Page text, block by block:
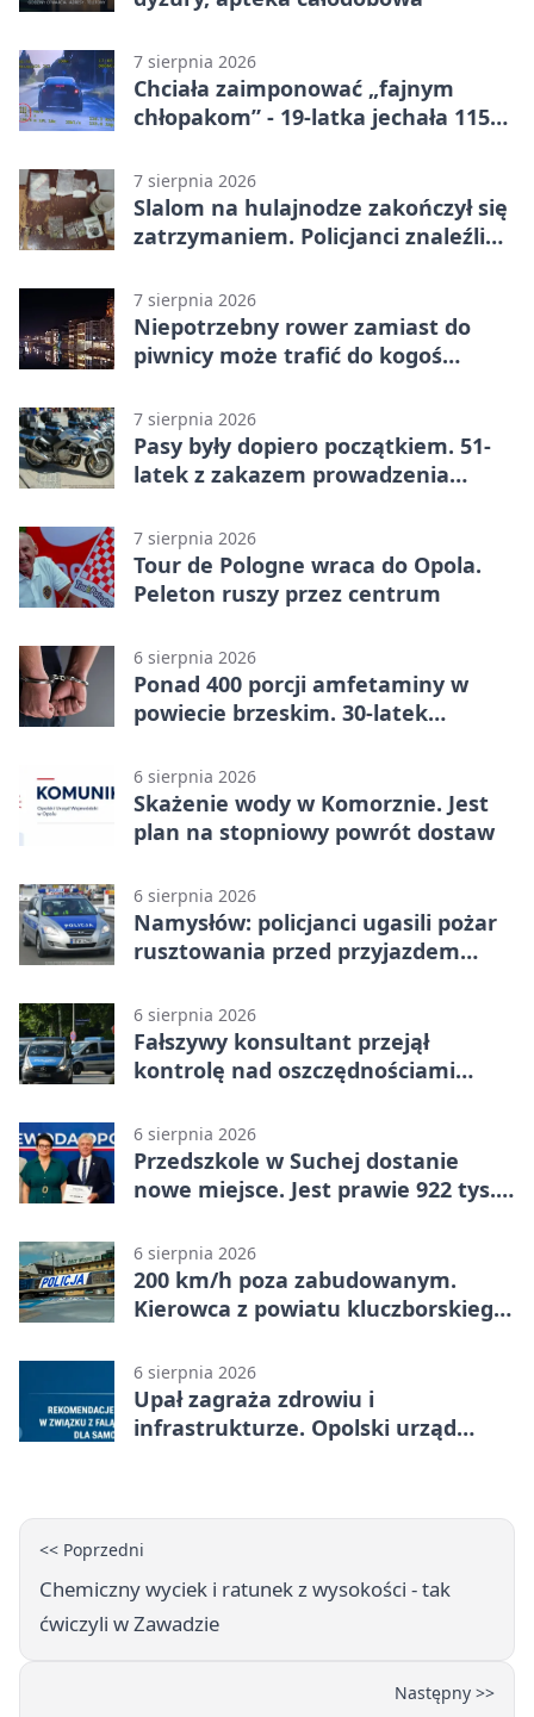
7 sierpnia 2026
Chciała zaimponować „fajnym
chłopakom” - 19-latka jechała 115
7 sierpnia 2026
Slalom na hulajnodze zakończył się
zatrzymaniem. Policjanci znaleźli
7 sierpnia 2026
Niepotrzebny rower zamiast do
piwnicy może trafić do kogoś
7 sierpnia 2026
Pasy były dopiero początkiem. 51-
latek z zakazem prowadzenia
7 sierpnia 2026
Tour de Pologne wraca do Opola.
Peleton ruszy przez centrum
6 sierpnia 2026
Ponad 400 porcji amfetaminy w
powiecie brzeskim. 30-latek
6 sierpnia 2026
Skażenie wody w Komorznie. Jest
plan na stopniowy powrót dostaw
6 sierpnia 2026
Namysłów: policjanci ugasili pożar
rusztowania przed przyjazdem
6 sierpnia 2026
Fałszywy konsultant przejął
kontrolę nad oszczędnościami
6 sierpnia 2026
Przedszkole w Suchej dostanie
nowe miejsce. Jest prawie 922 tys.
6 sierpnia 2026
200 km/h poza zabudowanym.
Kierowca z powiatu kluczborskiego
6 sierpnia 2026
Upał zagraża zdrowiu i
infrastrukturze. Opolski urząd
<< Poprzedni
Chemiczny wyciek i ratunek z wysokości - tak
ćwiczyli w Zawadzie
Następny >>